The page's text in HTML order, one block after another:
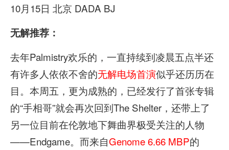
10月15日 北京 DADA BJ
无解推荐：
去年Palmistry欢乐的，一直持续到凌晨五点半还
有许多人依依不舍的无解电场首演似乎还历历在
目。本周五，更为成熟的，已经发行了首张专辑
的“手相哥”就会再次回到The Shelter，还带上了
另一位目前在伦敦地下舞曲界极受关注的人物
——Endgame。而来自Genome 6.66 MBP的